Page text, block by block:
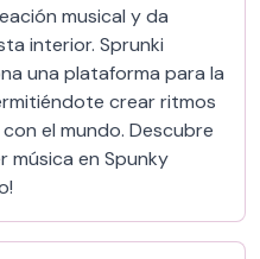
musical y da
interior. Sprunki
una plataforma para la
crear ritmos
el mundo. Descubre
música en Spunky